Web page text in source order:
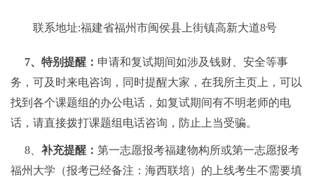
联系地址:福建省福州市闽侯县上街镇高新大道8号
7、特别提醒： 申请和复试期间如涉及钱财、安全等事
务，可及时来电咨询，同时提醒大家，在我所主页上，可以
找到各个课题组的办公电话，如复试期间有不明老师的电
话，请直接拨打课题组电话咨询，防止上当受骗。
8、 补充提醒： 第一志愿报考福建物构所或第一志愿报考
福州大学（报考已经备注：海西联培）的上线考生不需要填